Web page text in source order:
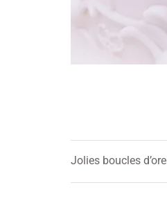
Jolies boucles